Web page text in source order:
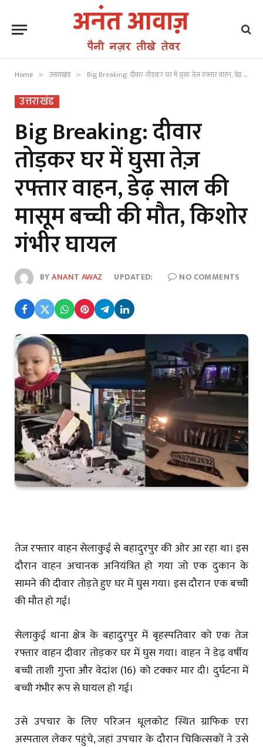
Home » उत्तराखंड » Big Breaking: दीवार तोड़कर घर में घुसा तेज़ रफ्तार वाहन, डेढ़ साल की मासूम बच्ची की मौत, किशोर गंभीर घायल
उत्तराखंड
Big Breaking: दीवार
तोड़कर घर में घुसा तेज़
रफ्तार वाहन, डेढ़ साल की
मासूम बच्ची की मौत, किशोर
गंभीर घायल
BYANANT AWAZ UPDATED: NO COMMENTS
तेज रफ्तार वाहन सेलाकुई से बहादुरपुर की ओर आ रहा था। इस
दौरान वाहन अचानक अनियंत्रित हो गया जो एक दुकान के
सामने की दीवार तोड़ते हुए घर में घुस गया। इस दौरान एक बच्ची
की मौत हो गई।
सेलाकुई थाना क्षेत्र के बहादुरपुर में बृहस्पतिवार को एक तेज
रफ्तार वाहन दीवार तोड़कर घर में घुस गया। वाहन ने डेढ़ वर्षीय
बच्ची ताशी गुप्ता और वेदांश (16) को टक्कर मार दी। दुर्घटना में
बच्ची गंभीर रूप से घायल हो गई।
उसे उपचार के लिए परिजन धूलकोट स्थित ग्राफिक एरा
अस्पताल लेकर पहुंचे, जहां उपचार के दौरान चिकित्सकों ने उसे